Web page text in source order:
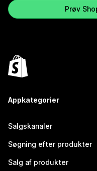
Prøv
Appkategorier
Salgskanaler
Søgning efter produkter
Salg af produkter